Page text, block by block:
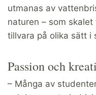
utmanas av
naturen – som
tillvara på olika sätt i
Passion och
– Många av